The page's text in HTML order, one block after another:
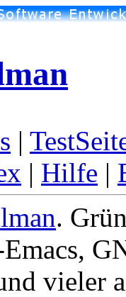
|
| Hilfe |
.
vieler